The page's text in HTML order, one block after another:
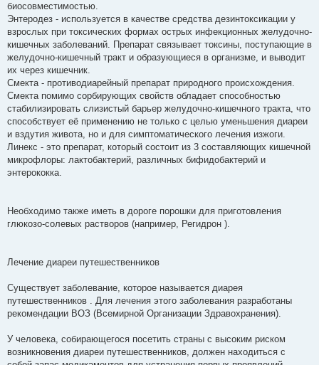
биосовместимостью.
Энтеродез - используется в качестве средства дезинтоксикации у
взрослых при токсических формах острых инфекционных желудочно-
кишечных заболеваний. Препарат связывает токсины, поступающие в
желудочно-кишечный тракт и образующиеся в организме, и выводит
их через кишечник.
Смекта - противодиарейный препарат природного происхождения.
Смекта помимо сорбирующих свойств обладает способностью
стабилизировать слизистый барьер желудочно-кишечного тракта, что
способствует её применению не только с целью уменьшения диареи
и вздутия живота, но и для симптоматического лечения изжоги.
Линекс - это препарат, который состоит из 3 составляющих кишечной
микрофлоры: лактобактерий, различных бифидобактерий и
энтерококка.
Необходимо также иметь в дороге порошки для приготовления
глюкозо-солевых растворов (например, Регидрон ).
Лечение диареи путешественников
Существует заболевание, которое называется диарея
путешественников . Для лечения этого заболевания разработаны
рекомендации ВОЗ (Всемирной Организации Здравохранения).
У человека, собирающегося посетить страны с высоким риском
возникновения диареи путешественников, должен находиться с